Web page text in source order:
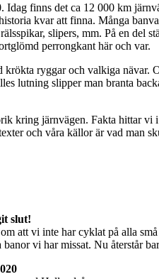
finns det ca 12 000 km
kvar att finna. Många
slipers, mm. På en
perrongkant här och var.
ryggar och valkiga nävar.
lutning slipper man branta
kring järnvägen. Fakta hittar vi
och våra källor är vad man
slut!
att vi inte har cyklat på alla
vi har missat. Nu återstår